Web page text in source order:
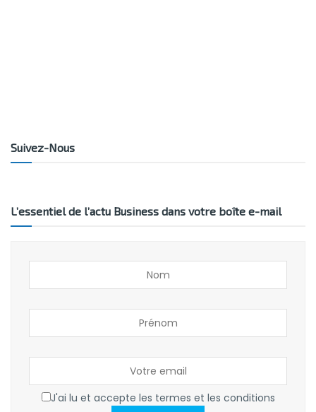
Suivez-Nous
L’essentiel de l’actu Business dans votre boîte e-mail
J'ai lu et accepte les termes et les conditions